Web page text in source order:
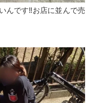
んです‼️お店に並んで売